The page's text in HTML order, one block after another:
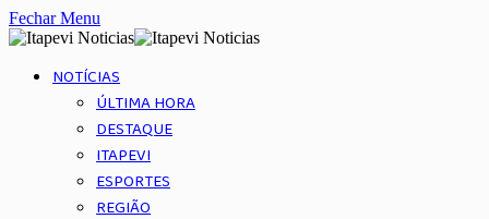
Fechar Menu
NOTÍCIAS
ÚLTIMA HORA
DESTAQUE
ITAPEVI
ESPORTES
REGIÃO